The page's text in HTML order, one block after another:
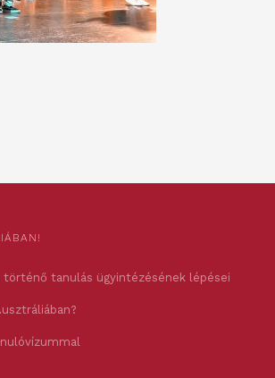
történő tanulás ügyintézésének lépései